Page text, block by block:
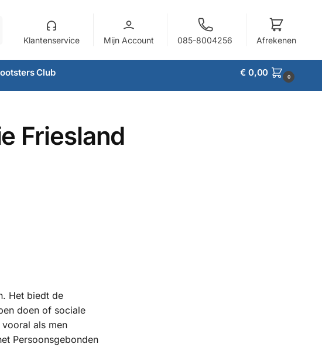
Klantenservice Mijn Account 085-8004256 Afrekenen
Club €0,00 0
Friesland
Het biedt de
doen of sociale
als men
Persoonsgebonden